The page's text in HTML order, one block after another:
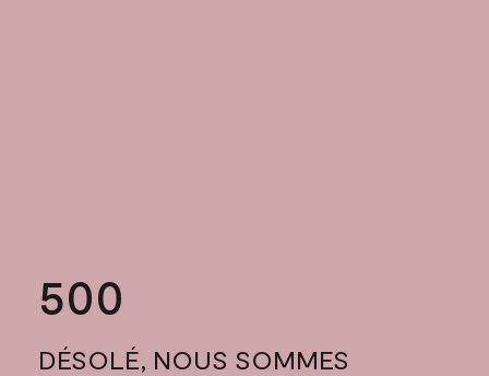
500
DÉSOLÉ, NOUS SOMMES